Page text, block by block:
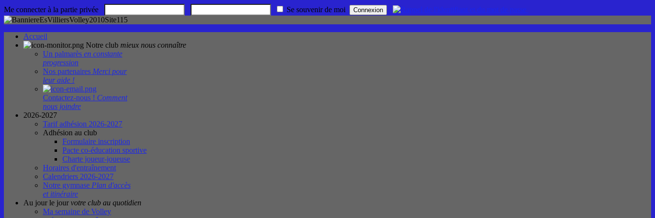
Me connecter à la partie privée Se souvenir de moi
Accueil
Notre club mieux nous connaître
Un palmarès en constante
progression
Nos partenaires Merci pour
leur aide !
Contactez-nous ! Comment
nous joindre
2026-2027
Tarif adhésion 2026-2027
Adhésion au club
Formulaire inscription
Pacte co-éducation sportive
Charte joueur-joueuse
Horaires d'entraînement
Calendriers 2026-2027
Notre gymnase Plan d'accès
et itinéraire
Au jour le jour votre club au quotidien
Ma semaine de Volley